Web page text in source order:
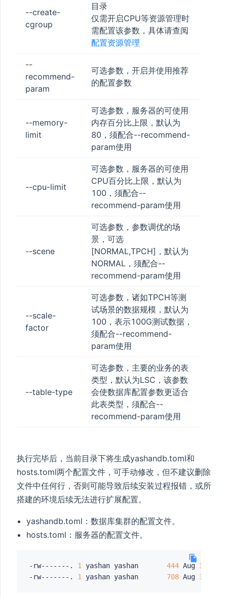
--create-
cgroup
目录
仅需开启CPU等资源管理时
需配置该参数，具体请查阅
配置资源管理
--
recommend-
param
可选参数，开启并使用推荐
的配置参数
--memory-
limit
可选参数，服务器的可使用
内存百分比上限，默认为
80，须配合--recommend-
param使用
--cpu-limit
可选参数，服务器的可使用
CPU百分比上限，默认为
100，须配合--
recommend-param使用
--scene
可选参数，参数调优的场
景，可选
[NORMAL,TPCH]，默认为
NORMAL，须配合--
recommend-param使用
--scale-
factor
可选参数，诸如TPCH等测
试场景的数据规模，默认为
100，表示100G测试数据，
须配合--recommend-
param使用
--table-type
可选参数，主要的业务的表
类型，默认为LSC，该参数
会使数据库配置参数更适合
此表类型，须配合--
recommend-param使用
执行完毕后，当前目录下将生成yashandb.toml和
hosts.toml两个配置文件，可手动修改，但不建议删除
文件中任何行，否则可能导致后续安装过程报错，或所
搭建的环境后续无法进行扩展配置。
yashandb.toml：数据库集群的配置文件。
hosts.toml：服务器的配置文件。
-rw-------. 1 yashan yashan 444 Aug 31
-rw-------. 1 yashan yashan 708 Aug 31